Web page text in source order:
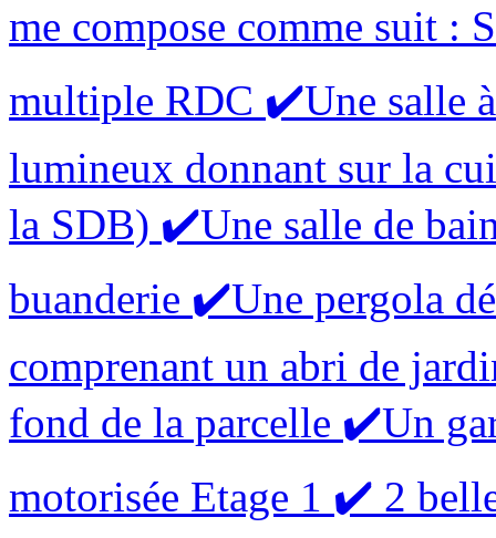
me compose comme suit :
multiple RDC ✔️Une salle
lumineux donnant sur la
la SDB) ✔️Une salle de
buanderie ✔️Une pergola
comprenant un abri de
fond de la parcelle ✔️Un
motorisée Etage 1 ✔️ 2